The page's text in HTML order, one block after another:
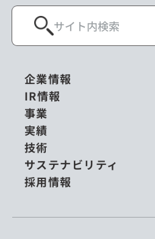
企業情報
IR情報
事業
実績
技術
サステナビリティ
採用情報